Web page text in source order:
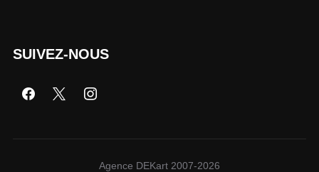
SUIVEZ-NOUS
Agence DEKart 2007-2026